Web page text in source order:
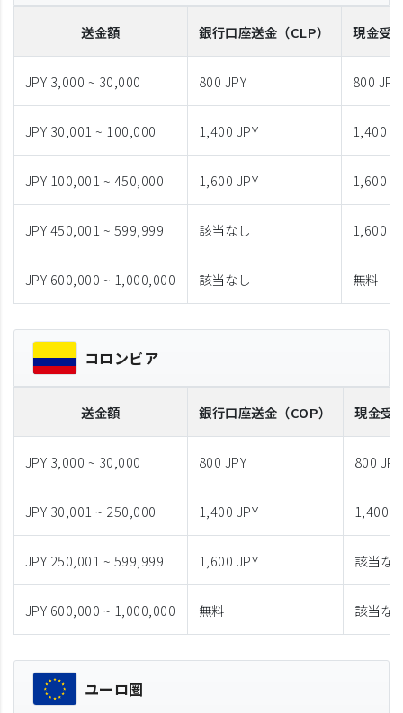
送金額 銀行口座送金 （CLP） 現金受
JPY 3,000 ~ 30,000 800 JPY 800 JPY
JPY 30,001 ~ 100,000 1,400 JPY 1,400
JPY 100,001 ~ 450,000 1,600 JPY 1,600
JPY 450,001 ~ 599,999 該当なし 1,600
JPY 600,000 ~ 1,000,000 該当なし 無料
コロンビア
送金額 銀行口座送金 （COP） 現金受
JPY 3,000 ~ 30,000 800 JPY 800 JPY
JPY 30,001 ~ 250,000 1,400 JPY 1,400
JPY 250,001 ~ 599,999 1,600 JPY 該当な
JPY 600,000 ~ 1,000,000 無料 該当な
ユーロ圏